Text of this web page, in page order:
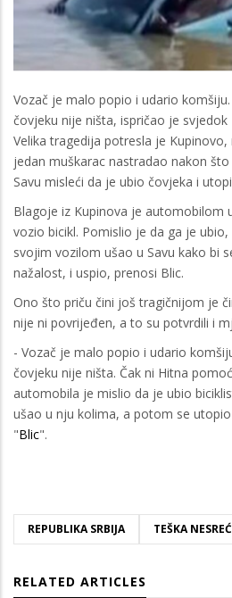
Vozač je malo popio i udario
čovjeku nije ništa, ispričao je svjedok
Velika tragedija potresla je
jedan muškarac nastradao nakon
Savu misleći da je ubio čovjeka i
Blagoje iz Kupinova je automobilom
vozio bicikl. Pomislio je da ga je
svojim vozilom ušao u Savu kako bi
nažalost, i uspio, prenosi Blic.
Ono što priču čini još tragičnijom je
nije ni povrijeđen, a to su potvrdili i
- Vozač je malo popio i udario
čovjeku nije ništa. Čak ni Hitna
automobila je mislio da je ubio
ušao u nju kolima, a potom se
"Blic".
REPUBLIKA SRBIJA TEŠKA
RELATED ARTICLES